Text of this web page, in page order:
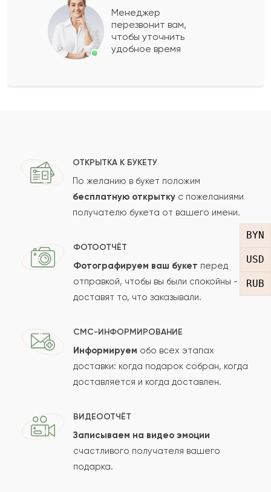
BYN
USD
RUB
Отличный магазин, букет просто шикарный
А Айсултан
2016-01-03
Тореәли
А Анастасия
Показать еще
Ваше имя
Ваш e-mail
Менеджер
перезвонит вам,
чтобы уточнить
удобное время
ОТКРЫТКА К БУКЕТУ
По желанию в букет положим
бесплатную открытку с пожеланиями
получателю букета от вашего имени.
ФОТООТЧЁТ
Фотографируем ваш букет перед
отправкой, чтобы вы были спокойны -
доставят то, что заказывали.
СМС-ИНФОРМИРОВАНИЕ
Информируем обо всех этапах
доставки: когда подарок собран, когда
доставляется и когда доставлен.
ВИДЕООТЧЁТ
Записываем на видео эмоции
счастливого получателя вашего
подарка.